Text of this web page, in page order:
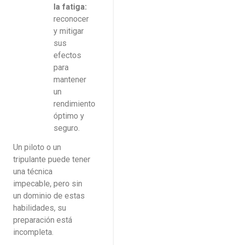
la fatiga:
reconocer
y mitigar
sus
efectos
para
mantener
un
rendimiento
óptimo y
seguro.
Un piloto o un
tripulante puede tener
una técnica
impecable, pero sin
un dominio de estas
habilidades, su
preparación está
incompleta.